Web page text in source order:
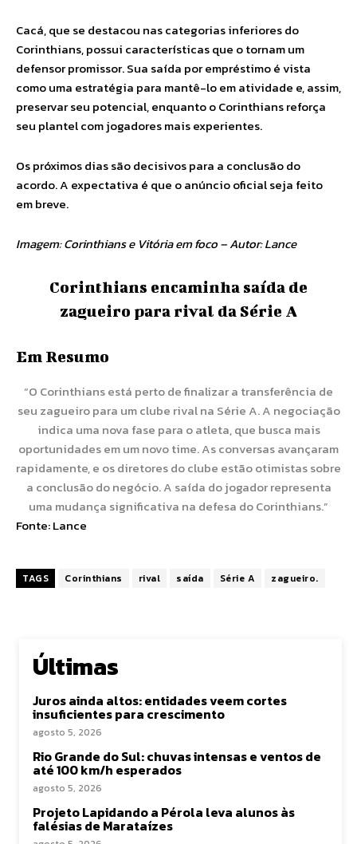
Cacá, que se destacou nas categorias inferiores do
Corinthians, possui características que o tornam um
defensor promissor. Sua saída por empréstimo é vista
como uma estratégia para mantê-lo em atividade e, assim,
preservar seu potencial, enquanto o Corinthians reforça
seu plantel com jogadores mais experientes.
Os próximos dias são decisivos para a conclusão do
acordo. A expectativa é que o anúncio oficial seja feito
em breve.
Imagem: Corinthians e Vitória em foco – Autor: Lance
Corinthians encaminha saída de
zagueiro para rival da Série A
Em Resumo
“O Corinthians está perto de finalizar a transferência de
seu zagueiro para um clube rival na Série A. A negociação
indica uma nova fase para o atleta, que busca mais
oportunidades em um novo time. As conversas avançaram
rapidamente, e os diretores do clube estão otimistas sobre
a conclusão do negócio. A saída do jogador representa
uma mudança significativa na defesa do Corinthians.”
Fonte:Lance
TAGS Corinthians rival saída Série A zagueiro.
Últimas
Juros ainda altos: entidades veem cortes
insuficientes para crescimento
agosto 5, 2026
Rio Grande do Sul: chuvas intensas e ventos de
até 100 km/h esperados
agosto 5, 2026
Projeto Lapidando a Pérola leva alunos às
falésias de Marataízes